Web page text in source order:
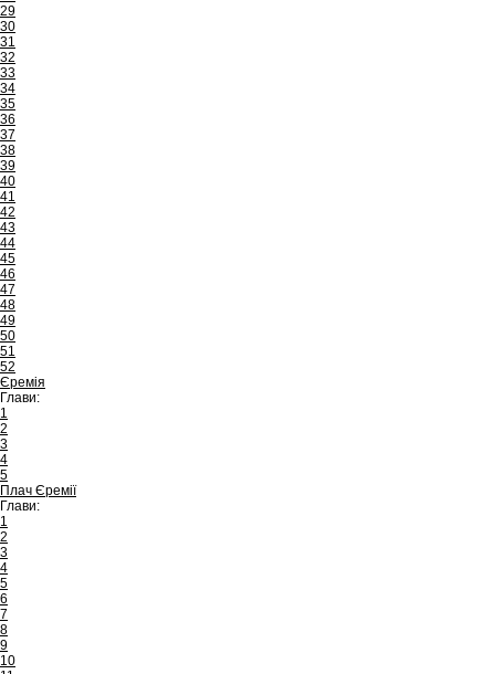
29
30
31
32
33
34
35
36
37
38
39
40
41
42
43
44
45
46
47
48
49
50
51
52
Єремія
Глави:
1
2
3
4
5
Плач Єремії
Глави:
1
2
3
4
5
6
7
8
9
10